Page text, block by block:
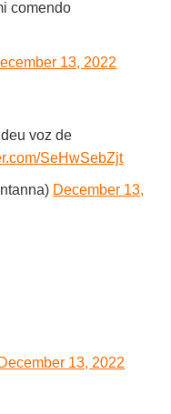
comendo
13, 2022
voz de
SeHwSebZjt
December 13,
December 13, 2022